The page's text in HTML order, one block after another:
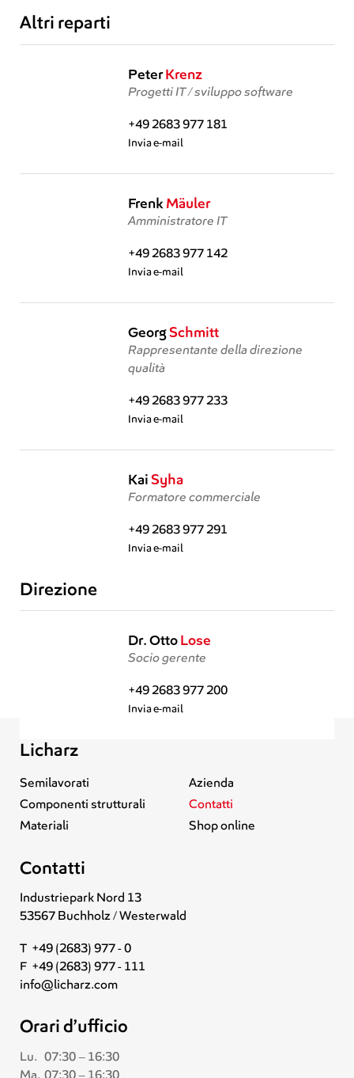
Altri reparti
PeterKrenz
Progetti IT / sviluppo software
+49 2683 977 181
Invia e-mail
Frenk Mäuler
Amministratore IT
+49 2683 977 142
Invia e-mail
GeorgSchmitt
Rappresentante della direzione
qualità
+49 2683 977 233
Invia e-mail
KaiSyha
Formatore commerciale
+49 2683 977 291
Invia e-mail
Direzione
Dr. Otto Lose
Socio gerente
+49 2683 977 200
Invia e-mail
Licharz
Semilavorati
Componenti strutturali
Materiali
Azienda
Contatti
Shop online
Contatti
Industriepark Nord 13
53567 Buchholz / Westerwald
T +49 (2683) 977 - 0
F +49 (2683) 977 - 111
info@licharz.com
Orari d’ufficio
Lu. 07:30 – 16:30
Ma. 07:30 – 16:30